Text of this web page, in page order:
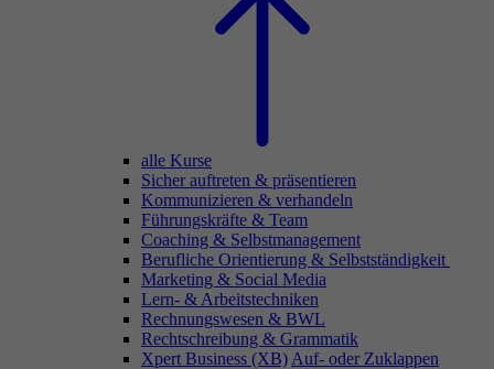
alle Kurse
Sicher auftreten & präsentieren
Kommunizieren & verhandeln
Führungskräfte & Team
Coaching & Selbstmanagement
Berufliche Orientierung & Selbstständigkeit
Marketing & Social Media
Lern- & Arbeitstechniken
Rechnungswesen & BWL
Rechtschreibung & Grammatik
Xpert Business (XB) Auf- oder Zuklappen